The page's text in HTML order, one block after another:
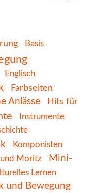
Basis
Englisch
Farbseiten
Anlässe
Hits für
Instrumente
Komponisten
und Moritz
Mini-
Lernen
und Bewegung